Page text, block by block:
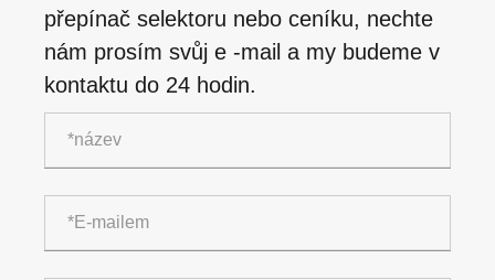
přepínač selektoru nebo ceníku, nechte
nám prosím svůj e -mail a my budeme v
kontaktu do 24 hodin.